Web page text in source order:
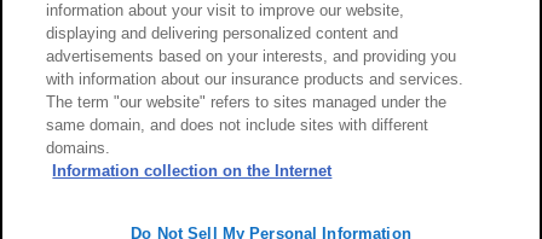
もっと見る
サイトのご利用について
勧誘方針
information about your visit to improve our website,
displaying and delivering personalized content and
advertisements based on your interests, and providing you
with information about our insurance products and services.
The term "our website" refers to sites managed under the
same domain, and does not include sites with different
domains.
Information collection on the Internet
Do Not Sell My Personal Information